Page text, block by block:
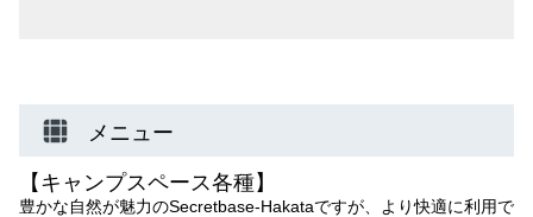
メニュー
【キャンプスペース各種】
豊かな自然が魅力のSecretbase-Hakataですが、より快適に利用で